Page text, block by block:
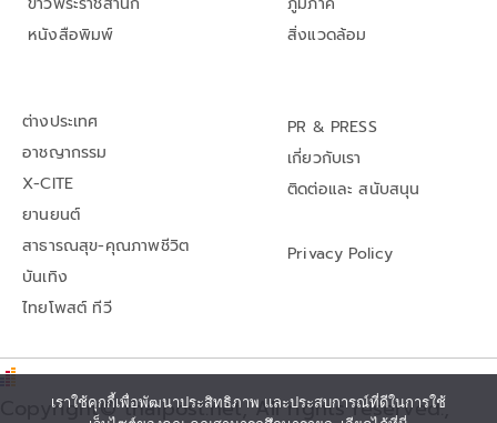
หนังสือพิมพ์
สิ่งแวดล้อม
ต่างประเทศ
อาชญากรรม
X-CITE
ยานยนต์
สาธารณสุข-คุณภาพชีวิต
บันเทิง
ไทยโพสต์ ทีวี
PR & PRESS
เกี่ยวกับเรา
ติดต่อและ สนับสนุน
Privacy Policy
Copyright© thaipost.net, All rights reserved.,
เราใช้คุกกี้เพื่อพัฒนาประสิทธิภาพ และประสบการณ์ที่ดีในการใช้